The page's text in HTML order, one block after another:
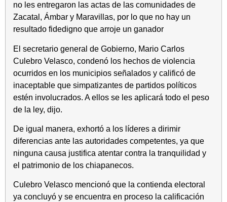
no les entregaron las actas de las comunidades de
Zacatal, Ámbar y Maravillas, por lo que no hay un
resultado fidedigno que arroje un ganador
El secretario general de Gobierno, Mario Carlos
Culebro Velasco, condenó los hechos de violencia
ocurridos en los municipios señalados y calificó de
inaceptable que simpatizantes de partidos políticos
estén involucrados. A ellos se les aplicará todo el peso
de la ley, dijo.
De igual manera, exhortó a los líderes a dirimir
diferencias ante las autoridades competentes, ya que
ninguna causa justifica atentar contra la tranquilidad y
el patrimonio de los chiapanecos.
Culebro Velasco mencionó que la contienda electoral
ya concluyó y se encuentra en proceso la calificación